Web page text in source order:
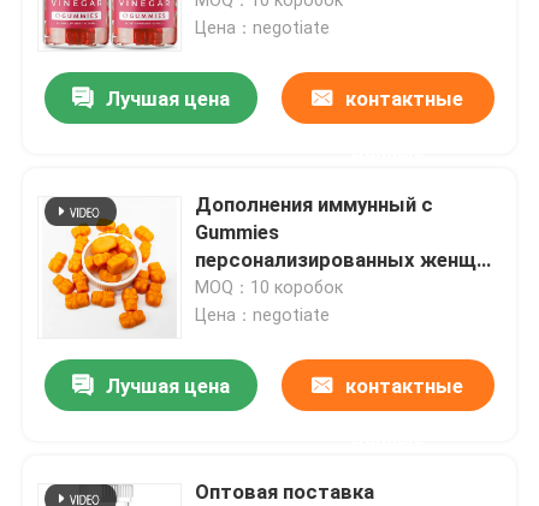
Цена：negotiate
Лучшая цена контактные
Дополнения иммунный c
Gummies
персонализированных женщин
здравоохранения травяные
MOQ：10 коробок
Цена：negotiate
Лучшая цена контактные
Оптовая поставка